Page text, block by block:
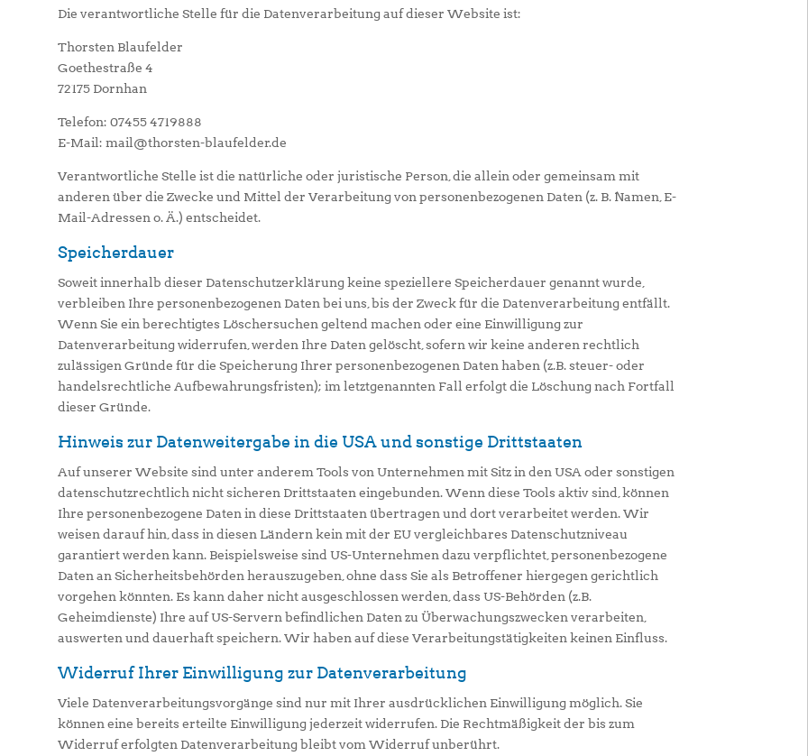
Die verantwortliche Stelle für die Datenverarbeitung auf dieser Website ist:
Thorsten Blaufelder
Goethestraße 4
72175 Dornhan
Telefon: 07455 4719888
E-Mail: mail@thorsten-blaufelder.de
Verantwortliche Stelle ist die natürliche oder juristische Person, die allein oder gemeinsam mit
anderen über die Zwecke und Mittel der Verarbeitung von personenbezogenen Daten (z. B. Namen, E-
Mail-Adressen o. Ä.) entscheidet.
Speicherdauer
Soweit innerhalb dieser Datenschutzerklärung keine speziellere Speicherdauer genannt wurde,
verbleiben Ihre personenbezogenen Daten bei uns, bis der Zweck für die Datenverarbeitung entfällt.
Wenn Sie ein berechtigtes Löschersuchen geltend machen oder eine Einwilligung zur
Datenverarbeitung widerrufen, werden Ihre Daten gelöscht, sofern wir keine anderen rechtlich
zulässigen Gründe für die Speicherung Ihrer personenbezogenen Daten haben (z.B. steuer- oder
handelsrechtliche Aufbewahrungsfristen); im letztgenannten Fall erfolgt die Löschung nach Fortfall
dieser Gründe.
Hinweis zur Datenweitergabe in die USA und sonstige Drittstaaten
Auf unserer Website sind unter anderem Tools von Unternehmen mit Sitz in den USA oder sonstigen
datenschutzrechtlich nicht sicheren Drittstaaten eingebunden. Wenn diese Tools aktiv sind, können
Ihre personenbezogene Daten in diese Drittstaaten übertragen und dort verarbeitet werden. Wir
weisen darauf hin, dass in diesen Ländern kein mit der EU vergleichbares Datenschutzniveau
garantiert werden kann. Beispielsweise sind US-Unternehmen dazu verpflichtet, personenbezogene
Daten an Sicherheitsbehörden herauszugeben, ohne dass Sie als Betroffener hiergegen gerichtlich
vorgehen könnten. Es kann daher nicht ausgeschlossen werden, dass US-Behörden (z.B.
Geheimdienste) Ihre auf US-Servern befindlichen Daten zu Überwachungszwecken verarbeiten,
auswerten und dauerhaft speichern. Wir haben auf diese Verarbeitungstätigkeiten keinen Einfluss.
Widerruf Ihrer Einwilligung zur Datenverarbeitung
Viele Datenverarbeitungsvorgänge sind nur mit Ihrer ausdrücklichen Einwilligung möglich. Sie
können eine bereits erteilte Einwilligung jederzeit widerrufen. Die Rechtmäßigkeit der bis zum
Widerruf erfolgten Datenverarbeitung bleibt vom Widerruf unberührt.